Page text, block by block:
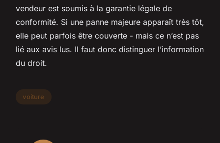
vendeur est soumis à la garantie légale de
conformité. Si une panne majeure apparaît très tôt,
elle peut parfois être couverte - mais ce n’est pas
lié aux avis lus. Il faut donc distinguer l’information
du droit.
voiture